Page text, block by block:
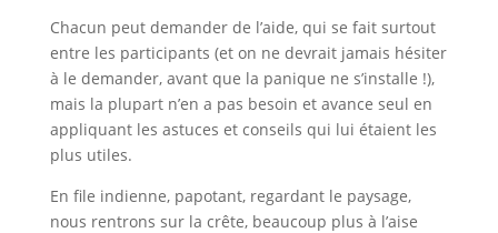
Chacun peut demander de l’aide, qui se fait surtout
entre les participants (et on ne devrait jamais hésiter
à le demander, avant que la panique ne s’installe !),
mais la plupart n’en a pas besoin et avance seul en
appliquant les astuces et conseils qui lui étaient les
plus utiles.
En file indienne, papotant, regardant le paysage,
nous rentrons sur la crête, beaucoup plus à l’aise